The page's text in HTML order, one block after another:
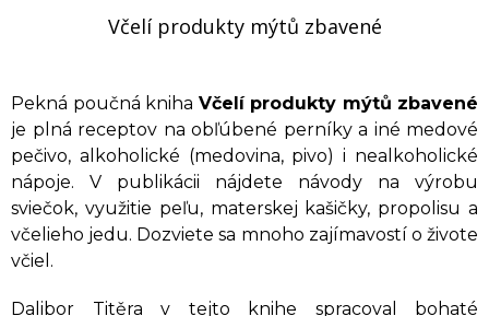
Včelí produkty mýtů zbavené
Pekná poučná kniha Včelí produkty mýtů zbavené
je plná receptov na obľúbené perníky a iné medové
pečivo, alkoholické (medovina, pivo) i nealkoholické
nápoje. V publikácii nájdete návody na výrobu
sviečok, využitie peľu, materskej kašičky, propolisu a
včelieho jedu. Dozviete sa mnoho zajímavostí o živote
včiel.
Dalibor Titěra v tejto knihe spracoval bohaté